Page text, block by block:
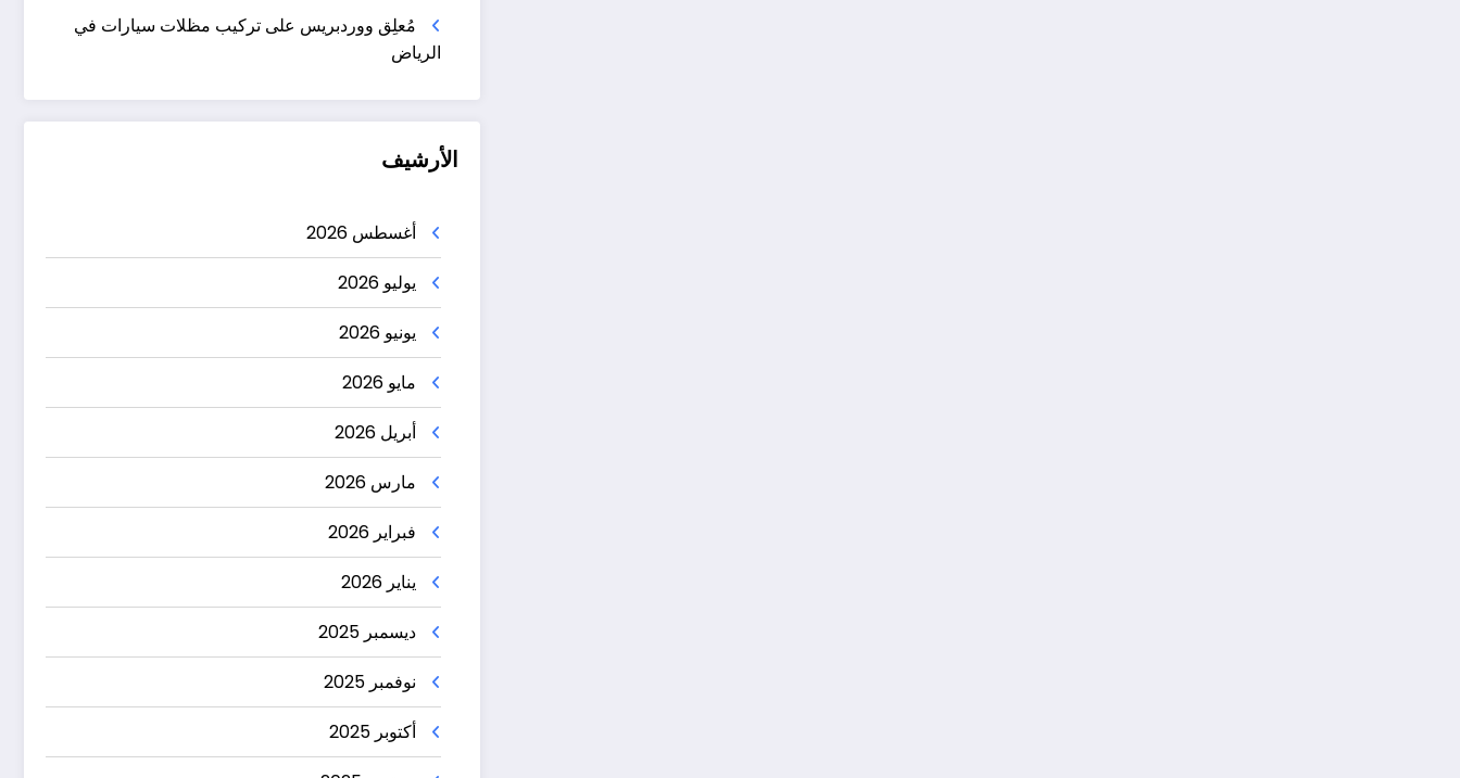
مُعلِق ووردبريس علىتركيب مظلات سيارات في
الرياض
الأرشيف
أغسطس 2026
يوليو 2026
يونيو 2026
مايو 2026
أبريل 2026
مارس 2026
فبراير 2026
يناير 2026
ديسمبر 2025
نوفمبر 2025
أكتوبر 2025